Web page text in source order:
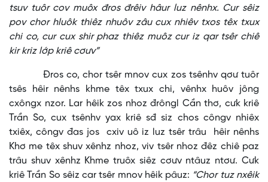
tsuv tuôr cov muôx đros đrêiv hâur luz nênhx. Cur sêiz
pov chor hluôk thiêz nhuôv zâu cux nhiêv txos têx txux
chi co, cur cux shir phaz thiêz muôz cur iz qar tsêr chiê
kir kriz lớp kriê cơưv”
Đros co, chor tsêr mnov cux zos tsênhv qơư tuôr
tsês hêir nênhs khme têx txux chi, vênhx huôv jông
cxôngx nzor. Lar hêik zos nhoz đrôngl Cần thơ, cưk kriê
Trần So, cux tsênhv yax kriê sđ siz chos côngv nhiêx
txiêx, côngv đas jos cxiv uô iz luz tsêr trâu hêir nênhs
Khơ me têx shuv xênhz nhoz, viv tsêr nhoz đêz chiê paz
trâu shuv xênhz Khme truôx siêz cơưv ntâuz ntơư. Cưk
kriê Trần So sêiz car tsêr mnov hêik pâuz: “Chor tuz nxêik